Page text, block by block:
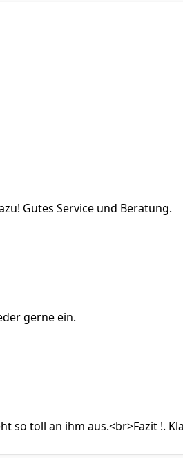
Gutes Service und Beratung.
gerne ein.
so toll an ihm aus.<br>Fazit !.